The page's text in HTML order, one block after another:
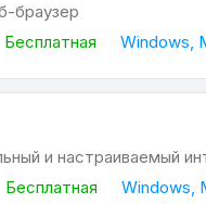
браузер
Бесплатная Windows,
и настраиваемый
Бесплатная Windows,